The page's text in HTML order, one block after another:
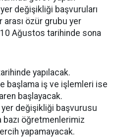
değişikliği başvuruları
arası özür grubu yer
Ağustos tarihinde sona
yapılacak.
başlama iş ve işlemleri ise
başlayacak.
değişikliği başvurusu
bazı öğretmenlerimiz
yapamayacak.